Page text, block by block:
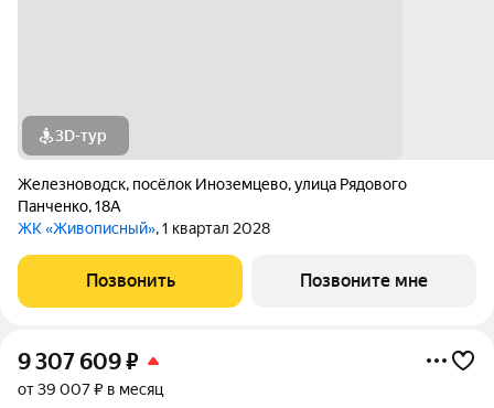
3D-тур
Железноводск, посёлок Иноземцево,улица Рядового
Панченко,18А
ЖК «Живописный», 1 квартал 2028
Позвонить Позвоните мне
9 307 609₽
от 39 007 ₽ в месяц